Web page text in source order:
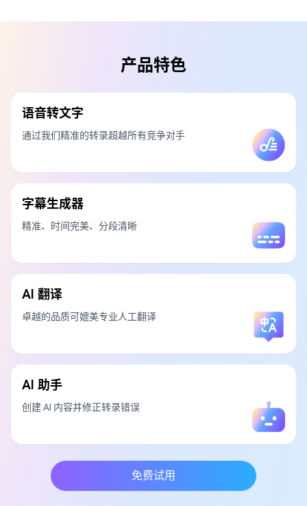
产品特色
语音转文字
通过我们精准的转录超越所有竞争对手
字幕生成器
精准、时间完美、分段清晰
AI 翻译
卓越的品质可媲美专业人工翻译
AI 助手
创建 AI 内容并修正转录错误
免费试用